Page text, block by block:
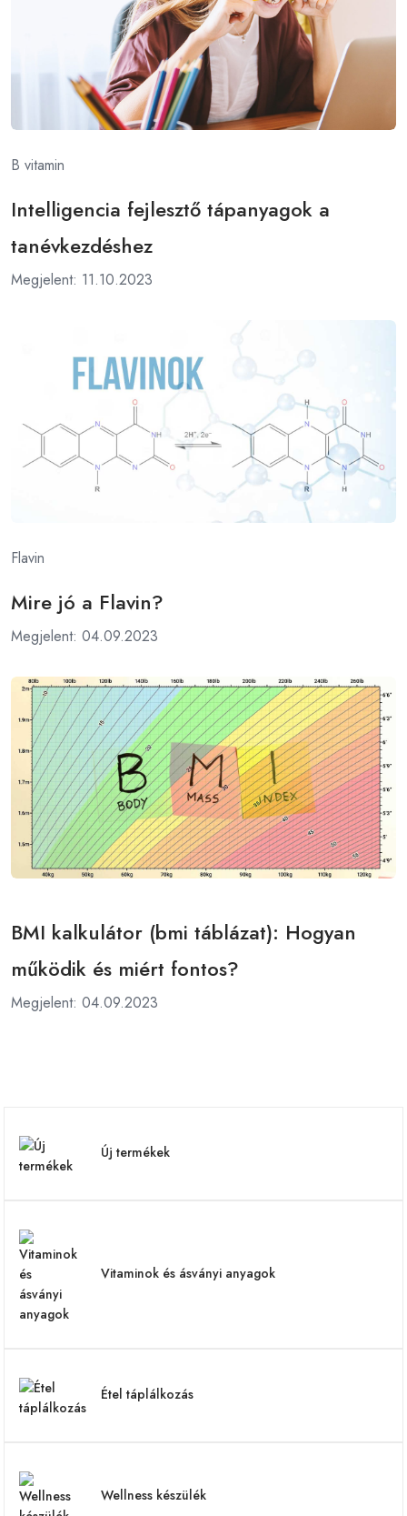
B vitamin
Intelligencia fejlesztő tápanyagok a
tanévkezdéshez
Megjelent: 11.10.2023
Flavin
Mire jó a Flavin?
Megjelent: 04.09.2023
BMI kalkulátor (bmi táblázat): Hogyan
működik és miért fontos?
Megjelent: 04.09.2023
Új termékek
Vitaminok és ásványi anyagok
Étel táplálkozás
Wellness készülék